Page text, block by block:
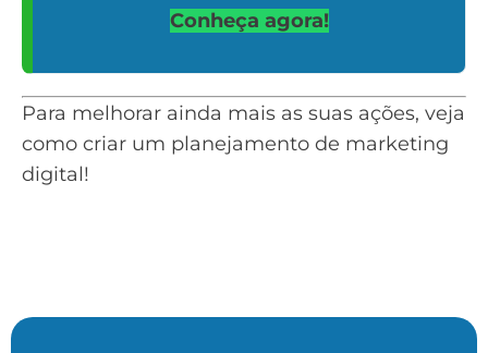
Conheça agora!
Para melhorar ainda mais as suas ações, veja
como criar um planejamento de marketing
digital!